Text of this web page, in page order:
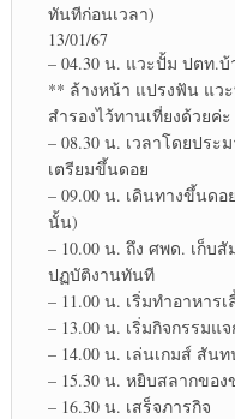
ทันทีก่อนเวลา)
13/01/67
– 04.30 น. แวะปั้ม ปตท.
** ล้างหน้า​ แปรงฟัน​ แว
สำรองไว้ทานเที่ยงด้วยค่ะ
– 08.30 น. เวลาโดยปร
เตรียมขึ้นดอย
– 09.00 น. เดินทางขึ้นด
นั้น)
– 10.00 น. ถึง ศพด. เก็บ
ปฏบัติ​งานทันที
– 11.00 น. เริ่มทำอาหารเ
– 13.00 น. เริ่มกิจกรรมแ
– 14.00 น. เล่นเกมส์ สัน
– 15.30 น. หยิบสลาก​ขอ
– 16.30 น. เสร็จ​ภารกิจ​